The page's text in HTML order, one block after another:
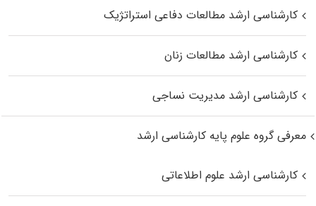
کارشناسی ارشد مطالعات دفاعی استراتژیک
کارشناسی ارشد مطالعات زنان
کارشناسی ارشد مدیریت نساجی
معرفی گروه علوم پایه کارشناسی ارشد
کارشناسی ارشد علوم اطلاعاتی